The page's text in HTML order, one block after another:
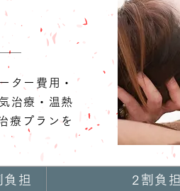
ター費用・
治療・温熱
療プランを
負担 2割負担